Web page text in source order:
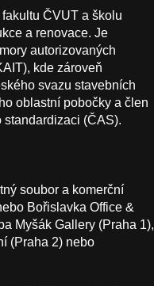
ČVUT a školu
a renovace. Je
autorizovaných
kde zároveň
svazu stavebních
oblastní pobočky a člen
standardizaci (ČAS).
soubor a komerční
Bořislavka Office &
Myšák Gallery (Praha 1),
(Praha 2) nebo